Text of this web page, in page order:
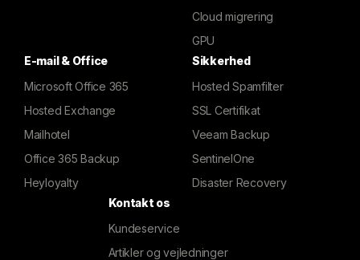
Cloud migrering
GPU
E-mail & Office
Microsoft Office 365
Hosted Exchange
Mailhotel
Office 365 Backup
Heyloyalty
Sikkerhed
Hosted Spamfilter
SSL Certifikat
Veeam Backup
SentinelOne
Disaster Recovery
Kontakt os
Kundeservice
Artikler og vejledninger